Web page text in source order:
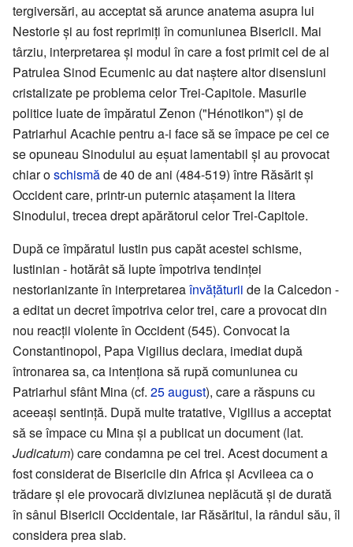
tergiversări, au acceptat să arunce anatema asupra lui
Nestorie și au fost reprimiți în comuniunea Bisericii. Mai
târziu, interpretarea și modul în care a fost primit cel de al
Patrulea Sinod Ecumenic au dat naștere altor disensiuni
cristalizate pe problema celor Trei-Capitole. Masurile
politice luate de împăratul Zenon ("Hénotikon") și de
Patriarhul Acachie pentru a-i face să se împace pe cei ce
se opuneau Sinodului au eșuat lamentabil și au provocat
chiar oschismăde 40 de ani (484-519) între Răsărit și
Occident care, printr-un puternic atașament la litera
Sinodului, trecea drept apărătorul celor Trei-Capitole.
După ce împăratul Iustin pus capăt acestei schisme,
Iustinian - hotărât să lupte împotriva tendinței
nestorianizante în interpretareaînvățăturii de la Calcedon -
a editat un decret împotriva celor trei, care a provocat din
nou reacții violente în Occident (545). Convocat la
Constantinopol, Papa Vigilius declara, imediat după
întronarea sa, ca intenționa să rupă comuniunea cu
Patriarhul sfânt Mina (cf. 25 august), care a răspuns cu
aceeași sentință. După multe tratative, Vigilius a acceptat
să se împace cu Mina și a publicat un document (lat.
Judicatum) care condamna pe cei trei. Acest document a
fost considerat de Bisericile din Africa și Acvileea ca o
trădare și ele provocară diviziunea neplăcută și de durată
în sânul Bisericii Occidentale, iar Răsăritul, la rândul său, îl
considera prea slab.